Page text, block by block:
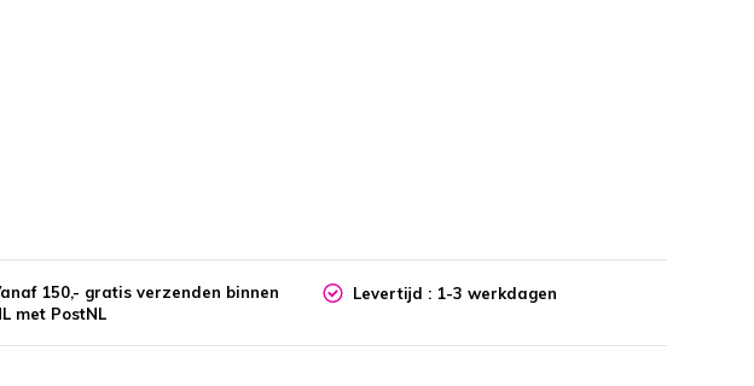
150,- gratis verzenden binnen
met PostNL
Levertijd : 1-3 werkdagen